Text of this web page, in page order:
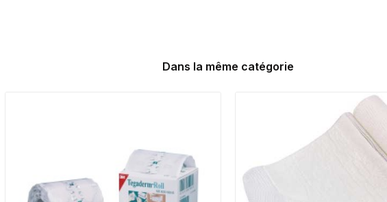
Dans la même catégorie